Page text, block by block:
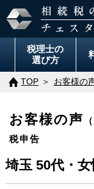
税理士の
選び方
TOP お客様の
お客様の声
税申告
埼玉 50代・女